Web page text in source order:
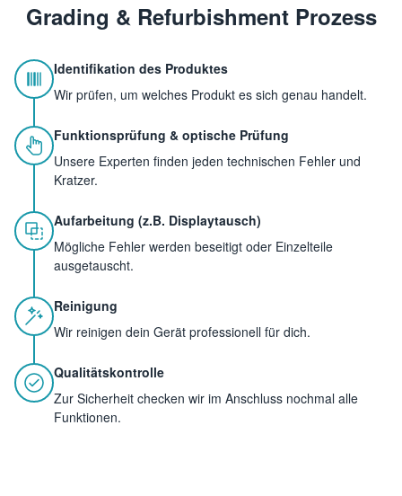
Grading & Refurbishment Prozess
Identifikation des Produktes
Wir prüfen, um welches Produkt es sich genau handelt.
Funktionsprüfung & optische Prüfung
Unsere Experten finden jeden technischen Fehler und
Kratzer.
Aufarbeitung (z.B. Displaytausch)
Mögliche Fehler werden beseitigt oder Einzelteile
ausgetauscht.
Reinigung
Wir reinigen dein Gerät professionell für dich.
Qualitätskontrolle
Zur Sicherheit checken wir im Anschluss nochmal alle
Funktionen.